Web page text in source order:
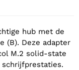
hub met de
(B). Deze adapter
M.2 solid-state